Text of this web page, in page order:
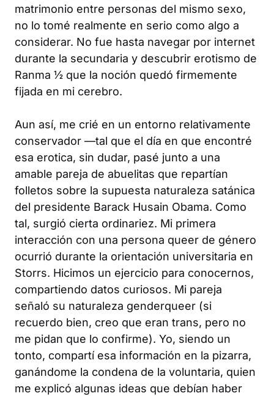
matrimonio entre personas del mismo sexo,
no lo tomé realmente en serio como algo a
considerar. No fue hasta navegar por internet
durante la secundaria y descubrir erotismo de
Ranma ½ que la noción quedó firmemente
fijada en mi cerebro.
Aun así, me crié en un entorno relativamente
conservador —tal que el día en que encontré
esa erotica, sin dudar, pasé junto a una
amable pareja de abuelitas que repartían
folletos sobre la supuesta naturaleza satánica
del presidente Barack Husain Obama. Como
tal, surgió cierta ordinariez. Mi primera
interacción con una persona queer de género
ocurrió durante la orientación universitaria en
Storrs. Hicimos un ejercicio para conocernos,
compartiendo datos curiosos. Mi pareja
señaló su naturaleza genderqueer (si
recuerdo bien, creo que eran trans, pero no
me pidan que lo confirme). Yo, siendo un
tonto, compartí esa información en la pizarra,
ganándome la condena de la voluntaria, quien
me explicó algunas ideas que debían haber